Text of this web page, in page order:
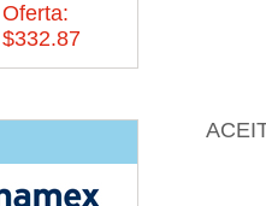
Oferta:
$332.87